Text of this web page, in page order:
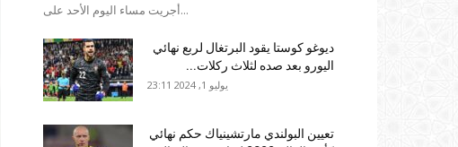
أجريت مساء اليوم الأحد على...
ديوغو كوستا يقود البرتغال لربع نهائي
اليورو بعد صده لثلاث ركلات...
يوليو 1, 2024 23:11
تعيين البولندي مارتشينياك حكم نهائي